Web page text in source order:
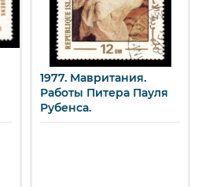
1977. Мавритания.
Работы Питера Пауля
Рубенса.